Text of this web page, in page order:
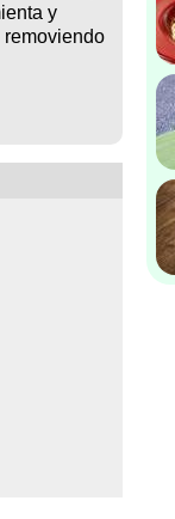
y
removiendo